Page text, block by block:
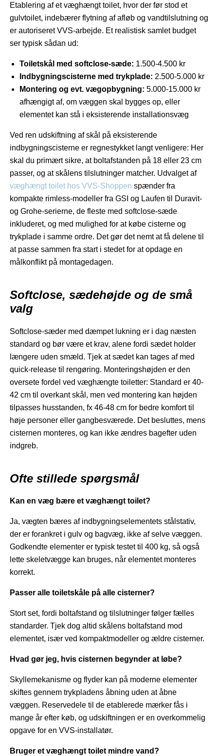
Etablering af et væghængt toilet, hvor der før stod et
gulvtoilet, indebærer flytning af afløb og vandtilslutning og
er autoriseret VVS-arbejde. Et realistisk samlet budget
ser typisk sådan ud:
Toiletskål med softclose-sæde: 1.500-4.500 kr
Indbygningscisterne med trykplade: 2.500-5.000 kr
Montering og evt. vægopbygning: 5.000-15.000 kr
afhængigt af, om væggen skal bygges op, eller
elementet kan stå i eksisterende installationsvæg
Ved ren udskiftning af skål på eksisterende
indbygningscisterne er regnestykket langt venligere: Her
skal du primært sikre, at boltafstanden på 18 eller 23 cm
passer, og at skålens tilslutninger matcher. Udvalget af
væghængt toilet hos VVS-Shoppen spænder fra
kompakte rimless-modeller fra GSI og Laufen til Duravit-
og Grohe-serierne, de fleste med softclose-sæde
inkluderet, og med mulighed for at købe cisterne og
trykplade i samme ordre. Det gør det nemt at få delene til
at passe sammen fra start i stedet for at opdage en
målkonflikt på montagedagen.
Softclose, sædehøjde og de små
valg
Softclose-sæder med dæmpet lukning er i dag næsten
standard og bør være et krav, alene fordi sædet holder
længere uden smæld. Tjek at sædet kan tages af med
quick-release til rengøring. Monteringshøjden er den
oversete fordel ved væghængte toiletter: Standard er 40-
42 cm til overkant skål, men ved montering kan højden
tilpasses husstanden, fx 46-48 cm for bedre komfort til
høje personer eller gangbesværede. Det besluttes, mens
cisternen monteres, og kan ikke ændres bagefter uden
indgreb.
Ofte stillede spørgsmål
Kan en væg bære et væghængt toilet?
Ja, vægten bæres af indbygningselementets stålstativ,
der er forankret i gulv og bagvæg, ikke af selve væggen.
Godkendte elementer er typisk testet til 400 kg, så også
lette skeletvægge kan bruges, når elementet monteres
korrekt.
Passer alle toiletskåle på alle cisterner?
Stort set, fordi boltafstand og tilslutninger følger fælles
standarder. Tjek dog altid skålens boltafstand mod
elementet, især ved kompaktmodeller og ældre cisterner.
Hvad gør jeg, hvis cisternen begynder at løbe?
Skyllemekanisme og flyder kan på moderne elementer
skiftes gennem trykpladens åbning uden at åbne
væggen. Reservedele til de etablerede mærker fås i
mange år efter køb, og udskiftningen er en overkommelig
opgave for en VVS-installatør.
Bruger et væghængt toilet mindre vand?